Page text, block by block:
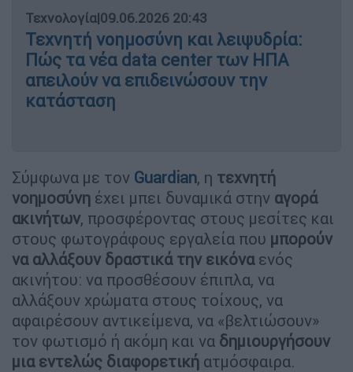
Τεχνολογία|09.06.2026 20:43
Τεχνητή νοημοσύνη και λειψυδρία:
Πώς τα νέα data center των ΗΠΑ
απειλούν να επιδεινώσουν την
κατάσταση
Σύμφωνα με τον Guardian, η τεχνητή
νοημοσύνη έχει μπει δυναμικά στην αγορά
ακινήτων, προσφέροντας στους μεσίτες και
στους φωτογράφους εργαλεία που μπορούν
να αλλάξουν δραστικά την εικόναενός
ακινήτου: να προσθέσουν έπιπλα, να
αλλάξουν χρώματα στους τοίχους, να
αφαιρέσουν αντικείμενα, να «βελτιώσουν»
τον φωτισμό ή ακόμη και να δημιουργήσουν
μια εντελώς διαφορετική ατμόσφαιρα.